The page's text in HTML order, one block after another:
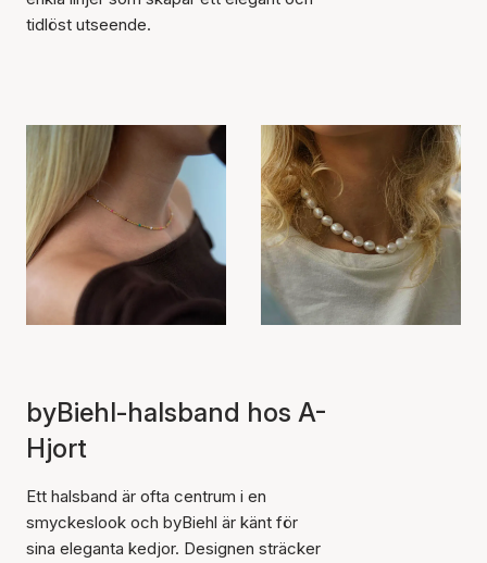
tidlöst utseende.
byBiehl-halsband hos A-
Hjort
Ett halsband är ofta centrum i en
smyckeslook och byBiehl är känt för
sina eleganta kedjor. Designen sträcker